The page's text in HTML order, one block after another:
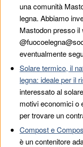
una comunità
legna. Abbiamo
Mastodon presso
eventualmente
Solare termico, il
legna: ideale per il
interessato al
motivi economici o
per trovare un
Compost e
è un contenitore